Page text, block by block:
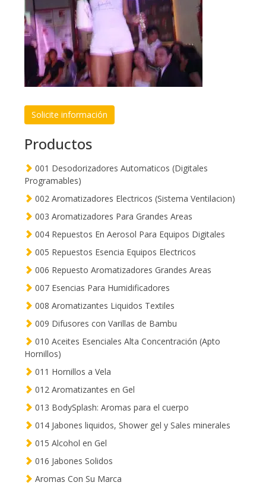
Solicite información
Productos
001 Desodorizadores Automaticos (Digitales
Programables)
002 Aromatizadores Electricos (Sistema Ventilacion)
003 Aromatizadores Para Grandes Areas
004 Repuestos En Aerosol Para Equipos Digitales
005 Repuestos Esencia Equipos Electricos
006 Repuesto Aromatizadores Grandes Areas
007 Esencias Para Humidificadores
008 Aromatizantes Liquidos Textiles
009 Difusores con Varillas de Bambu
010 Aceites Esenciales Alta Concentración (Apto
Hornillos)
011 Hornillos a Vela
012 Aromatizantes en Gel
013 BodySplash: Aromas para el cuerpo
014 Jabones liquidos, Shower gel y Sales minerales
015 Alcohol en Gel
016 Jabones Solidos
Aromas Con Su Marca